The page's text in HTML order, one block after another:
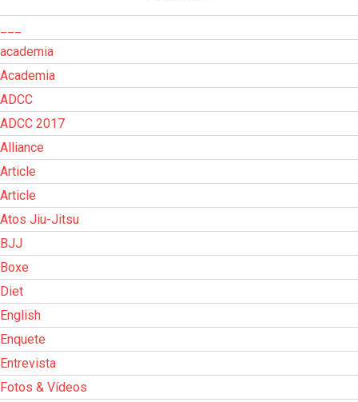
academia
Academia
ADCC
ADCC 2017
Alliance
Article
Article
Atos Jiu-Jitsu
BJJ
Boxe
Diet
English
Enquete
Entrevista
Fotos & Vídeos